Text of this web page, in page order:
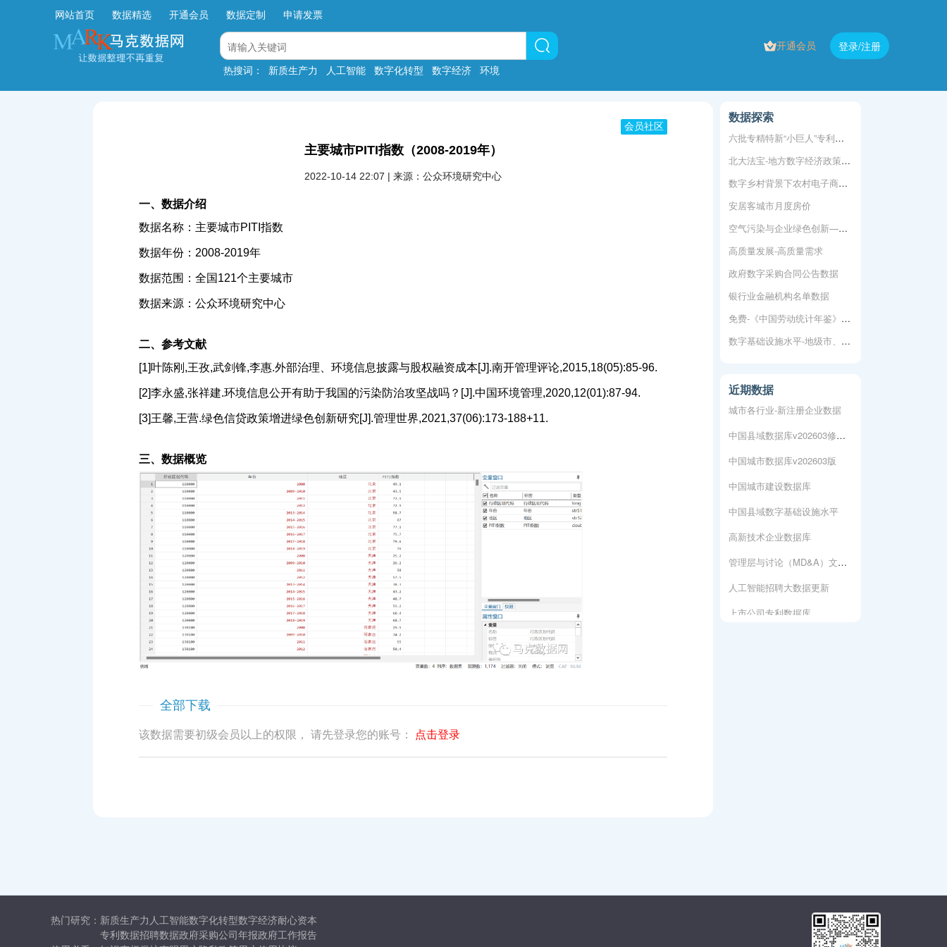
网站首页 数据精选 开通会员 数据定制 申请发票
开通会员
登录/注册
热搜词：
新质生产力 人工智能 数字化转型 数字经济 环境
主要城市PITI指数（2008-2019年）
会员社区
2022-10-14 22:07 | 来源：公众环境研究中心
一、数据介绍
数据名称：主要城市PITI指数
数据年份：2008-2019年
数据范围：全国121个主要城市
数据来源：公众环境研究中心
二、参考文献
[1]叶陈刚,王孜,武剑锋,李惠.外部治理、环境信息披露与股权融资成本[J].南开管理评论,2015,18(05):85-96.
[2]李永盛,张祥建.环境信息公开有助于我国的污染防治攻坚战吗？[J].中国环境管理,2020,12(01):87-94.
[3]王馨,王营.绿色信贷政策增进绿色创新研究[J].管理世界,2021,37(06):173-188+11.
三、数据概览
全部下载
该数据需要初级会员以上的权限， 请先登录您的账号： 点击登录
数据探索
六批专精特新“小巨人”专利明细
北大法宝-地方数字经济政策数据
数字乡村背景下农村电子商务如何提高农业劳动生产率
安居客城市月度房价
空气污染与企业绿色创新——基于我国重污染行业A股上市公司的经验证据
高质量发展-高质量需求
政府数字采购合同公告数据
银行业金融机构名单数据
免费-《中国劳动统计年鉴》1999-2024年
数字基础设施水平-地级市、省级、中央
近期数据
人工智能专利数据库
城市各行业-新注册企业数据
中国城市数据库v202603版
中国城市建设数据库
中国县域数字基础设施水平
高新技术企业数据库
人工智能招聘大数据更新
上市公司专利数据库
热门研究： 新质生产力 人工智能数字化转型数字经济耐心资本
专利数据招聘数据政府采购公司年报政府工作报告